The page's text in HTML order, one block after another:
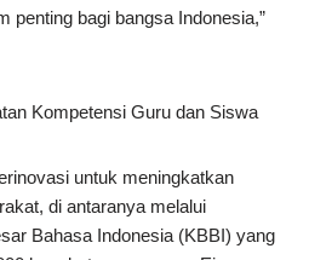
penting bagi bangsa Indonesia,”
Kompetensi Guru dan Siswa
untuk meningkatkan
di antaranya melalui
Bahasa Indonesia (KBBI) yang